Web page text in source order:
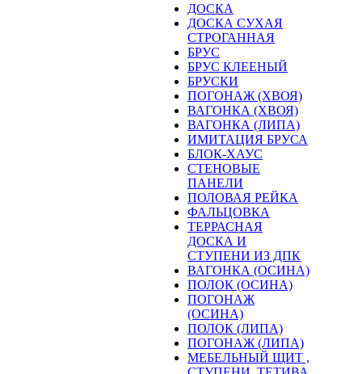
ДОСКА
ДОСКА СУХАЯ
СТРОГАННАЯ
БРУС
БРУС КЛЕЕНЫЙ
БРУСКИ
ПОГОНАЖ (ХВОЯ)
ВАГОНКА (ХВОЯ)
ВАГОНКА (ЛИПА)
ИМИТАЦИЯ БРУСА
БЛОК-ХАУС
СТЕНОВЫЕ
ПАНЕЛИ
ПОЛОВАЯ РЕЙКА
ФАЛЬЦОВКА
ТЕРРАСНАЯ
ДОСКА И
СТУПЕНИ ИЗ ДПК
ВАГОНКА (ОСИНА)
ПОЛОК (ОСИНА)
ПОГОНАЖ
(ОСИНА)
ПОЛОК (ЛИПА)
ПОГОНАЖ (ЛИПА)
МЕБЕЛЬНЫЙ ЩИТ ,